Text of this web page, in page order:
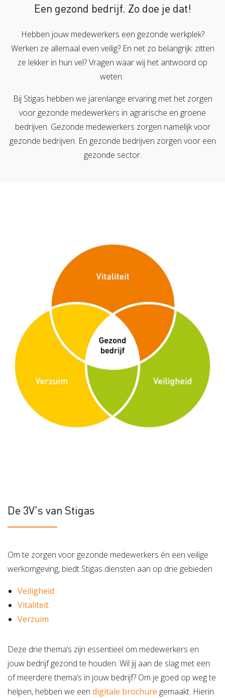
Verzuimbegeleiding Arbopakket seizoenswerker
Vitaliteit
Vitaliteitsscan Vertrouwenspersoon
Actueel
Actueel
Nieuws Nieuwsbrief Publicaties Agenda
Over Stigas
Onze diensten
Een gezond bedrijf. Zo doe je dat!
Hebben jouw medewerkers een gezonde werkplek?
Werken ze allemaal even veilig? En net zo belangrijk: zitten
ze lekker in hun vel? Vragen waar wij het antwoord op
weten.
Bij Stigas hebben we jarenlange ervaring met het zorgen
voor gezonde medewerkers in agrarische en groene
bedrijven. Gezonde medewerkers zorgen namelijk voor
gezonde bedrijven. En gezonde bedrijven zorgen voor een
gezonde sector.
De 3V's van Stigas
Om te zorgen voor gezonde medewerkers én een veilige
werkomgeving, biedt Stigas diensten aan op drie gebieden
Veiligheid
Vitaliteit
Verzuim
Deze drie thema’s zijn essentieel om medewerkers en
jouw bedrijf gezond te houden. Wil jij aan de slag met een
of meerdere thema’s in jouw bedrijf? Om je goed op weg te
helpen, hebben we een digitale brochure gemaakt. Hierin